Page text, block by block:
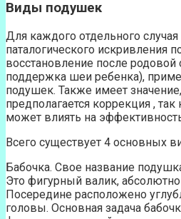
Виды подушек
Для каждого отдельного
паталогического искривления
восстановление после родовой
поддержка шеи ребенка),
подушек. Также имеет
предполагается коррекция , так
может влиять на
Всего существует 4 основных
Бабочка. Свое название
Это фигурный валик,
Посередине расположено
головы. Основная задача